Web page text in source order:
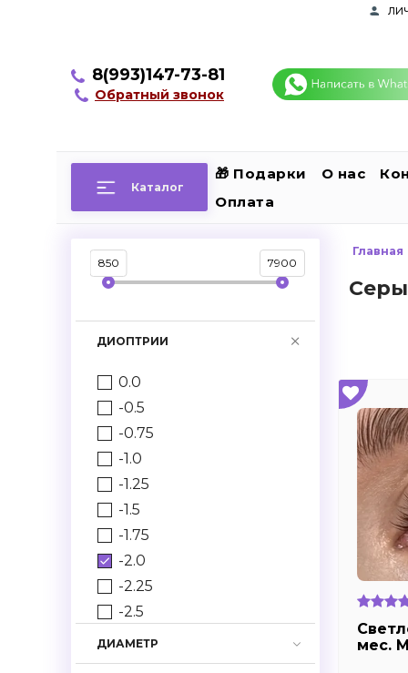
8(993)147-73-81
Обратный звонок
Каталог
🎁 Подарки О нас
Оплата
Главная
мес.
850 7900
ДИОПТРИИ
0.0
-0.5
-0.75
-1.0
-1.25
-1.5
-1.75
-2.0
-2.25
-2.5
-2.75
-3.0
ДИАМЕТР